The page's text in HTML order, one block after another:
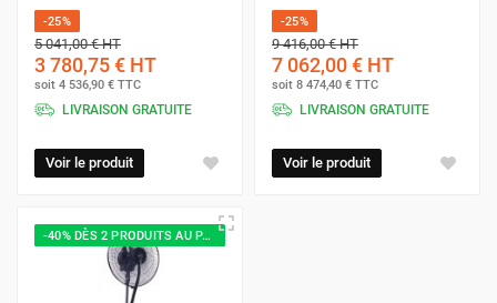
-25%
5 041,00 €HT
3 780,75 € HT
soit 4 536,90 € TTC
LIVRAISON GRATUITE
Voir le produit
-25%
9 416,00 €HT
7 062,00 € HT
soit 8 474,40 € TTC
LIVRAISON GRATUITE
Voir le produit
-40% DÈS 2 PRODUITS AU PANIER